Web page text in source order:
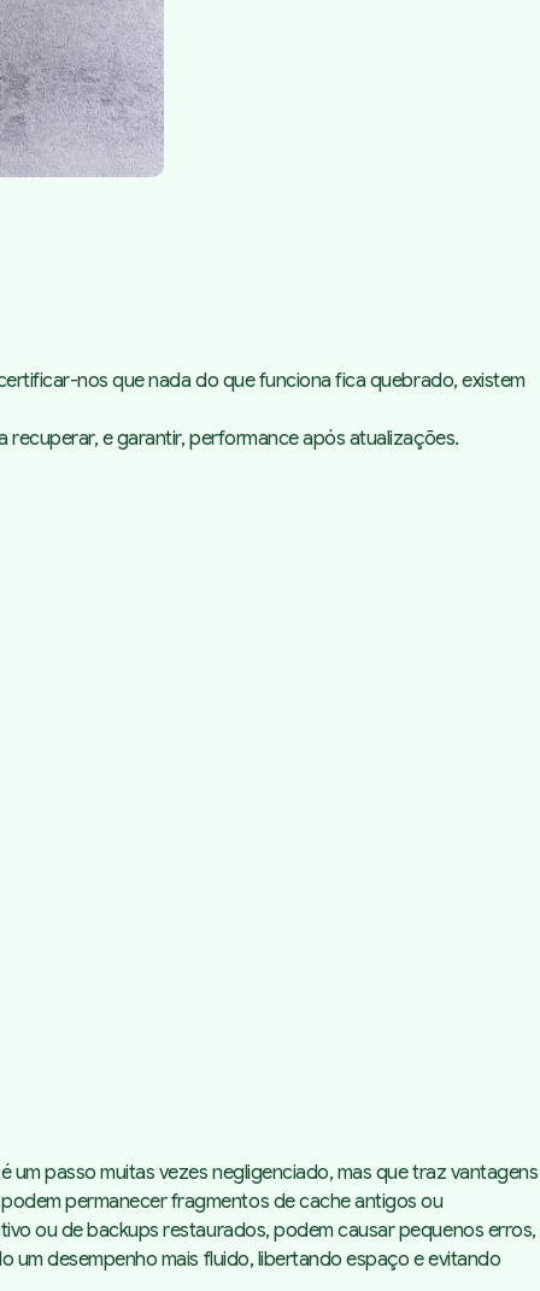
nos que nada do que funciona fica quebrado, existem
e garantir, performance após atualizações.
passo muitas vezes negligenciado, mas que traz vantagens
permanecer fragmentos de cache antigos ou
ou de backups restaurados, podem causar pequenos erros,
um desempenho mais fluido, libertando espaço e evitando